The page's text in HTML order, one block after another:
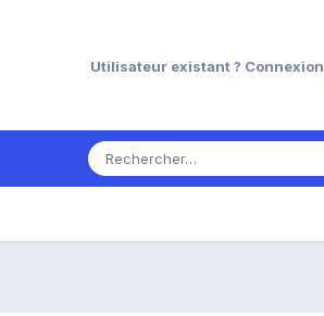
Utilisateur existant ? Connexion